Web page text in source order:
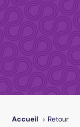
Accueil Retour